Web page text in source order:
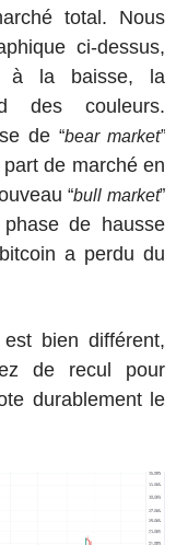
total. Nous
ci-dessus,
à la baisse, la
des couleurs.
de “bear market”
de marché en
“bull market”
de hausse
a perdu du
bien différent,
de recul pour
durablement le